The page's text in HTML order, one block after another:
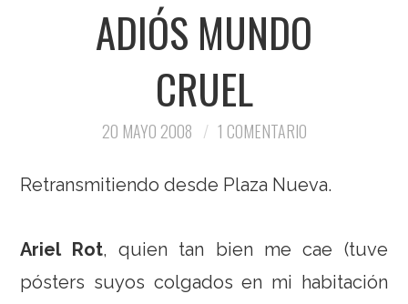
MIS VIAJESADIÓS MUNDO
CRUEL
20 MAYO 2008 1 COMENTARIO
Retransmitiendo desde Plaza Nueva.
Ariel Rot, quien tan bien me cae (tuve
pósters suyos colgados en mi habitación